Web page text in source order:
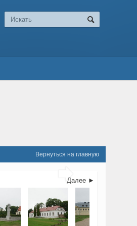
Вернуться на главную

Далее ►